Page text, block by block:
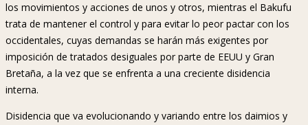
los movimientos y acciones de unos y otros, mientras el Bakufu
trata de mantener el control y para evitar lo peor pactar con los
occidentales, cuyas demandas se harán más exigentes por
imposición de tratados desiguales por parte de EEUU y Gran
Bretaña, a la vez que se enfrenta a una creciente disidencia
interna.
Disidencia que va evolucionando y variando entre los daimios y